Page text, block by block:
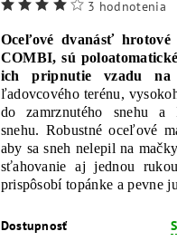
3 hodnotenia
Oceľové dvanásť
COMBI, sú
ich pripnutie vzadu na
ľadovcového terénu,
do zamrznutého snehu
snehu. Robustné oceľové
aby sa sneh nelepil na
sťahovanie aj jednou
prispôsobí topánke a pevne
Dostupnosť